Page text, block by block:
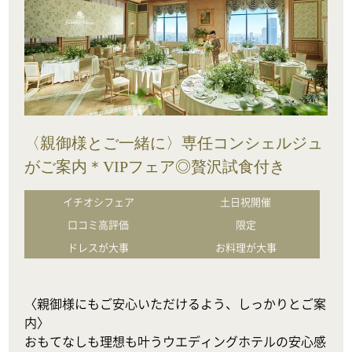
〈親御様とご一緒に〉専任コンシェルジュ
がご案内＊VIPフェア◎贅沢試食付き
イチオシフェア
土日祝開催
口コミ高評価
限定
ドレスが大事
お料理が大事
〈親御様にもご安心いただけるよう、しっかりとご案
内〉
おもてなしも理想も叶うウエディングホテルの安心感